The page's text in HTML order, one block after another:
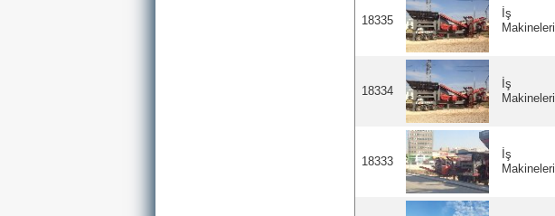
18335
İş
Makineleri
18334
İş
Makineleri
18333
İş
Makineleri